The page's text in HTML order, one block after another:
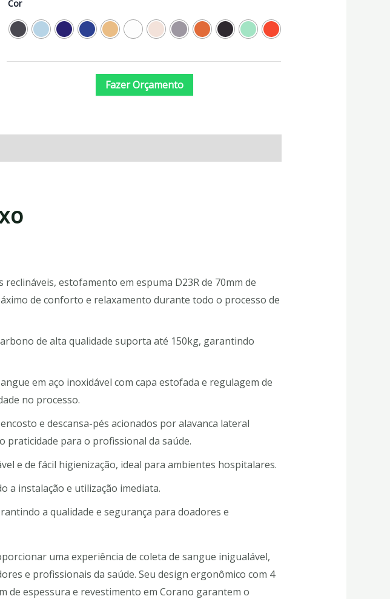
Cor
Fazer Orçamento
estofamento em espuma D23R de 70mm de
de conforto e relaxamento durante todo o processo de
de alta qualidade suporta até 150kg, garantindo
em aço inoxidável com capa estofada e regulagem de
no processo.
e descansa-pés acionados por alavanca lateral
para o profissional da saúde.
e de fácil higienização, ideal para ambientes hospitalares.
a instalação e utilização imediata.
a qualidade e segurança para doadores e
uma experiência de coleta de sangue inigualável,
e profissionais da saúde. Seu design ergonômico com 4
de espessura e revestimento em Corano garantem o